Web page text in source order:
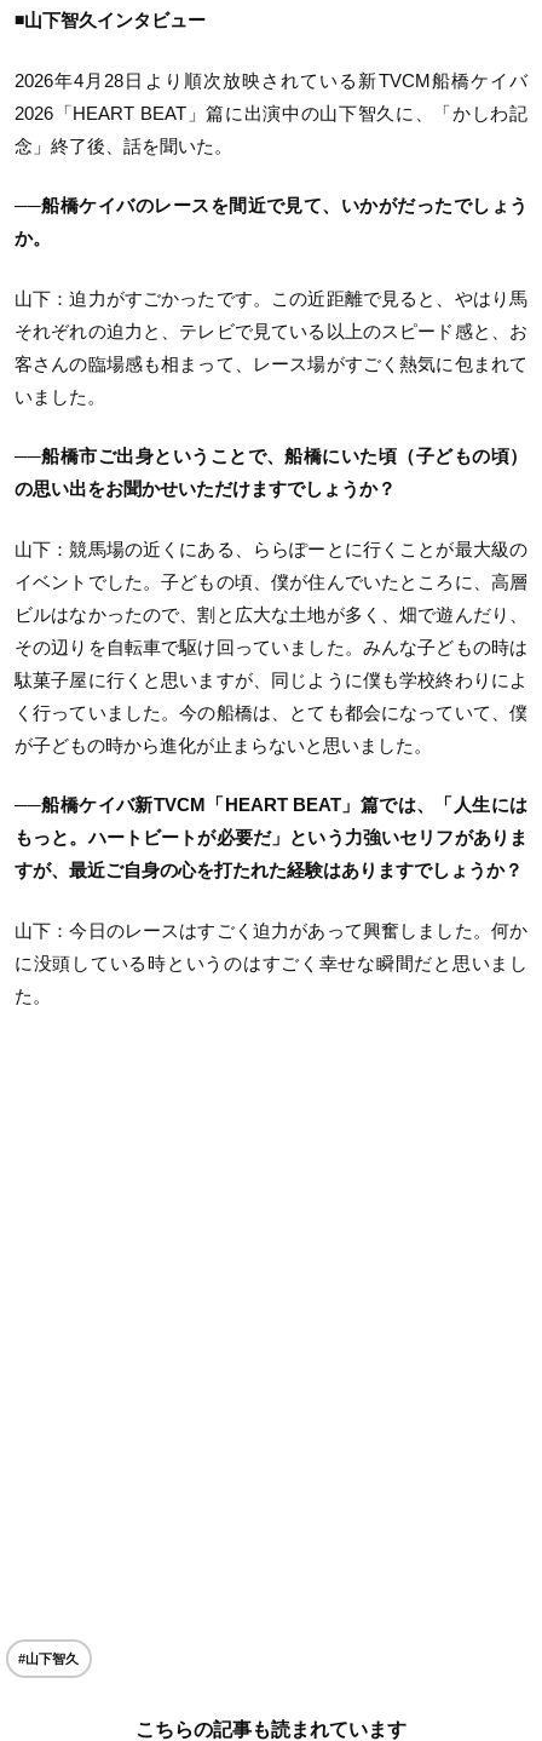
◾⼭下智久インタビュー
2026年4⽉28⽇より順次放映されている新TVCM船橋ケイバ
2026「HEART BEAT」篇に出演中の⼭下智久に、「かしわ記
念」終了後、話を聞いた。
──船橋ケイバのレースを間近で⾒て、いかがだったでしょう
か。
山下：迫⼒がすごかったです。この近距離で⾒ると、やはり⾺
それぞれの迫⼒と、テレビで⾒ている以上のスピード感と、お
客さんの臨場感も相まって、レース場がすごく熱気に包まれて
いました。
──船橋市ご出⾝ということで、船橋にいた頃（⼦どもの頃）
の思い出をお聞かせいただけますでしょうか？
山下：競⾺場の近くにある、ららぽーとに⾏くことが最⼤級の
イベントでした。⼦どもの頃、僕が住んでいたところに、⾼層
ビルはなかったので、割と広⼤な⼟地が多く、畑で遊んだり、
その辺りを⾃転⾞で駆け回っていました。みんな⼦どもの時は
駄菓⼦屋に⾏くと思いますが、同じように僕も学校終わりによ
く⾏っていました。今の船橋は、とても都会になっていて、僕
が⼦どもの時から進化が⽌まらないと思いました。
──船橋ケイバ新TVCM「HEART BEAT」篇では、「⼈⽣には
もっと。ハートビートが必要だ」という⼒強いセリフがありま
すが、最近ご⾃⾝の⼼を打たれた経験はありますでしょうか？
山下：今⽇のレースはすごく迫⼒があって興奮しました。何か
に没頭している時というのはすごく幸せな瞬間だと思いまし
た。
#山下智久
こちらの記事も読まれています